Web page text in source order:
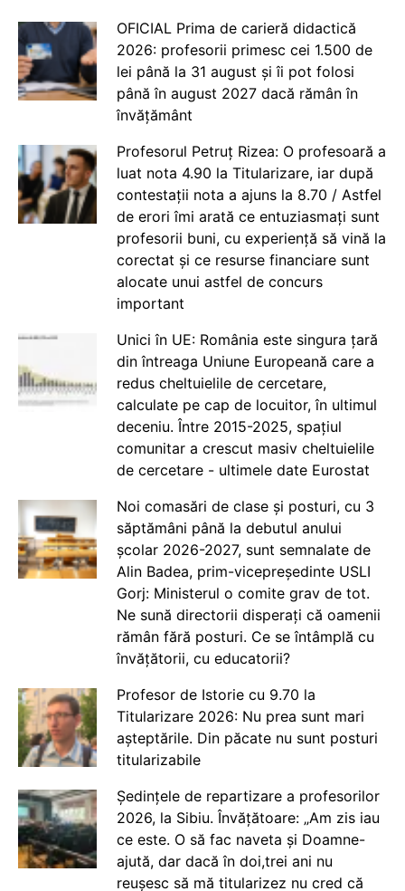
OFICIAL Prima de carieră didactică
2026: profesorii primesc cei 1.500 de
lei până la 31 august și îi pot folosi
până în august 2027 dacă rămân în
învățământ
Profesorul Petruț Rizea: O profesoară a
luat nota 4.90 la Titularizare, iar după
contestații nota a ajuns la 8.70 / Astfel
de erori îmi arată ce entuziasmați sunt
profesorii buni, cu experiență să vină la
corectat și ce resurse financiare sunt
alocate unui astfel de concurs
important
Unici în UE: România este singura țară
din întreaga Uniune Europeană care a
redus cheltuielile de cercetare,
calculate pe cap de locuitor, în ultimul
deceniu. Între 2015-2025, spațiul
comunitar a crescut masiv cheltuielile
de cercetare - ultimele date Eurostat
Noi comasări de clase și posturi, cu 3
săptămâni până la debutul anului
școlar 2026-2027, sunt semnalate de
Alin Badea, prim-vicepreședinte USLI
Gorj: Ministerul o comite grav de tot.
Ne sună directorii disperați că oamenii
rămân fără posturi. Ce se întâmplă cu
învățătorii, cu educatorii?
Profesor de Istorie cu 9.70 la
Titularizare 2026: Nu prea sunt mari
așteptările. Din păcate nu sunt posturi
titularizabile
Ședințele de repartizare a profesorilor
2026, la Sibiu. Învățătoare: „Am zis iau
ce este. O să fac naveta și Doamne-
ajută, dar dacă în doi,trei ani nu
reușesc să mă titularizez nu cred că